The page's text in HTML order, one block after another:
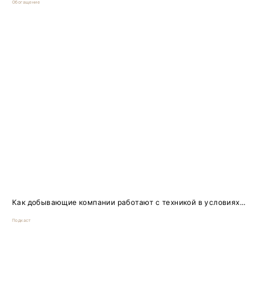
Обогащение
Как добывающие компании работают с техникой в условиях...
Подкаст